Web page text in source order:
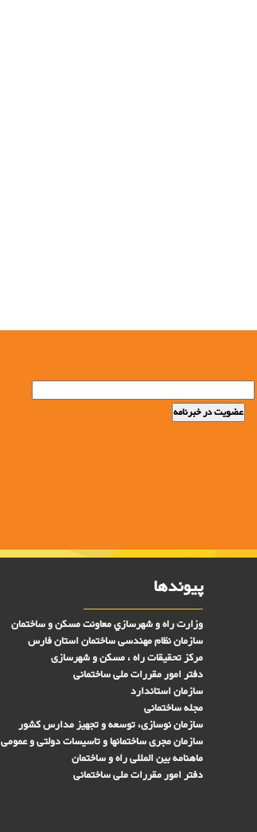
پیوندها
وزارت راه و شهرسازي معاونت مسکن و ساختمان
سازمان نظام مهندسی ساختمان استان فارس
مرکز تحقیقات راه ، مسکن و شهرسازی
دفتر امور مقررات ملی ساختمانی
سازمان استاندارد
مجله ساختمانی
سازمان نوسازی، توسعه و تجهیز مدارس کشور
سازمان مجری ساختمانها و تاسيسات دولتی و عمومی
ماهنامه بین المللی راه و ساختمان
دفتر امور مقررات ملی ساختمانی